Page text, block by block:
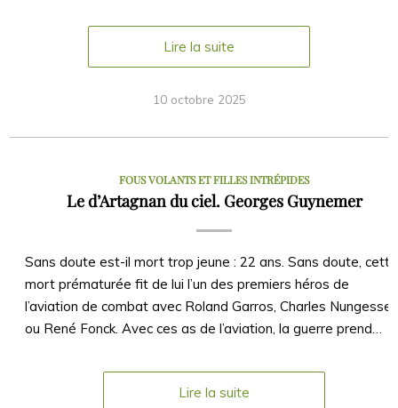
Lire la suite
10 octobre 2025
FOUS VOLANTS ET FILLES INTRÉPIDES
Le d’Artagnan du ciel. Georges Guynemer
Sans doute est-il mort trop jeune : 22 ans. Sans doute, cette
mort prématurée fit de lui l’un des premiers héros de
l’aviation de combat avec Roland Garros, Charles Nungesser
ou René Fonck. Avec ces as de l’aviation, la guerre prend…
Lire la suite